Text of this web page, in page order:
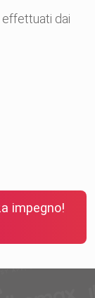
effettuati dai
impegno!